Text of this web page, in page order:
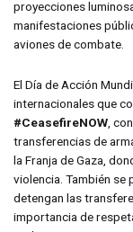
proyecciones
manifestaciones
aviones de combate.
El Día de Acción
internacionales que
#CeasefireNOW,
transferencias de
la Franja de Gaza,
violencia. También
detengan las
importancia de